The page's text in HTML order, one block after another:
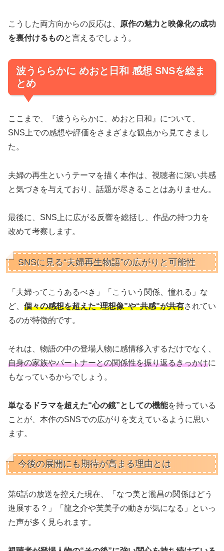
こうした両方向からの反応は、
原作の魅力と映像化の成功
を裏付けるものと言えるでしょう。
波うららかに めおと日和 感想 SNSを総ま
とめ
ここまで、『波うららかに、めおと日和』について、
SNS上での感想や評価をさまざまな観点から見てきまし
た。
夫婦の再生というテーマを描く本作は、視聴者に深い共感
と気づきを与えており、話題が尽きることはありません。
最後に、SNS上に広がる反響を総括し、作品の持つ力を
改めて考察します。
SNSに見る“夫婦再生物語”の広がりと可能性
「夫婦ってこうあるべき」「こういう関係、憧れる」な
ど、 個々の感想を超えた“理想像”や“共感”が共有されてい
るのが特徴的です。
それは、物語の中の登場人物に感情移入するだけでなく、
自身の家族やパートナーとの関係性を振り返るきっかけに
もなっているからでしょう。
単なるドラマを超えた“心の鏡”としての機能を持っている
ことが、本作のSNSでの広がりを支えているように思い
ます。
今後の展開にも期待が高まる理由とは
第6話の放送を控えた現在、「なつ美と瀧昌の関係はどう
進展する？」「龍之介や芙美子の動きが気になる」といっ
た声が多く見られます。